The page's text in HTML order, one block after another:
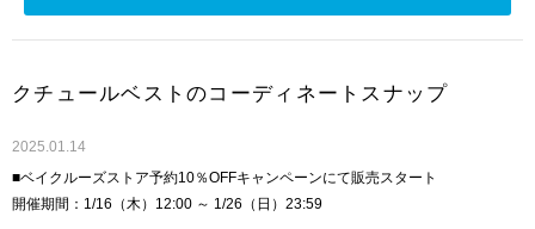
クチュールベストのコーディネートスナップ
2025.01.14
■ベイクルーズストア予約10％OFFキャンペーンにて販売スタート
開催期間：1/16（木）12:00 ～ 1/26（日）23:59